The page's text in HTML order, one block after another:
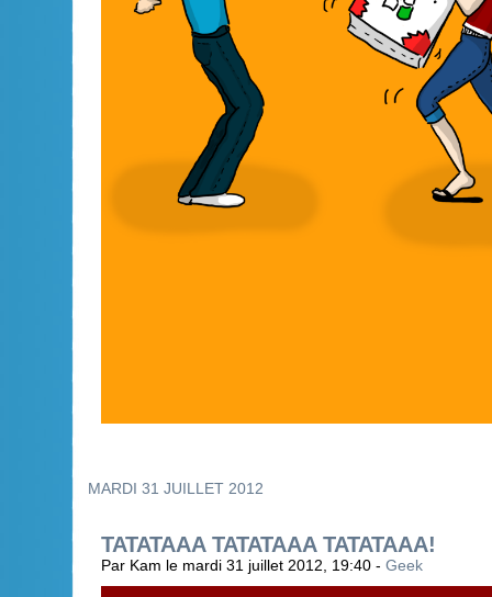
MARDI 31 JUILLET 2012
TATATAAA TATATAAA TATATAAA!
Par Kam le mardi 31 juillet 2012, 19:40 - Geek